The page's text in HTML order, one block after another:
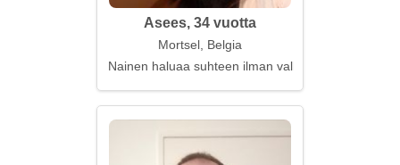
Asees, 34 vuotta
Mortsel, Belgia
Nainen haluaa suhteen ilman valheita ja petosta